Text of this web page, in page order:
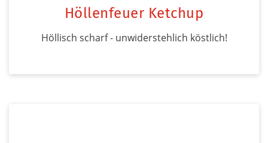
Höllenfeuer Ketchup
Höllisch scharf - unwiderstehlich köstlich!